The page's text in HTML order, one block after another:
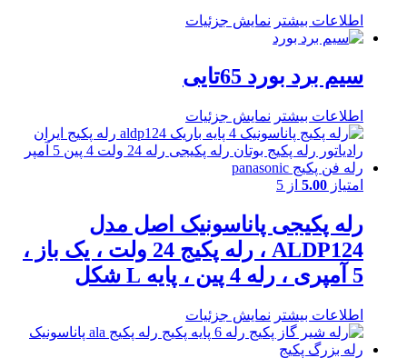
اطلاعات بیشتر نمایش جزئیات
سیم برد بورد 65تایی
اطلاعات بیشتر نمایش جزئیات
امتیاز 5.00 از 5
رله پکیجی پاناسونیک اصل مدل
ALDP124 ، رله پکیج 24 ولت ، یک باز ،
5 آمپری ، رله 4 پین ، پایه L شکل
اطلاعات بیشتر نمایش جزئیات